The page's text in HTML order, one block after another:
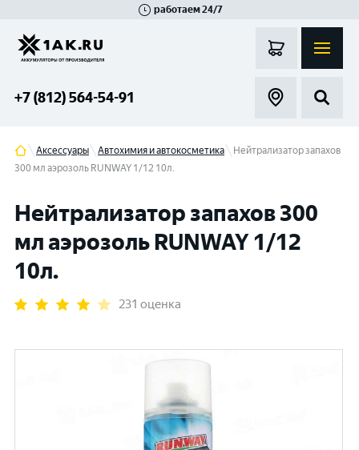
работаем 24/7
+7 (812) 564-54-91
Аксессуары Автохимия и автокосметика
Нейтрализатор запахов
300 мл аэрозоль RUNWAY 1/12 10л.
Нейтрализатор запахов 300
мл аэрозоль RUNWAY 1/12
10л.
231 оценка
Гатчина